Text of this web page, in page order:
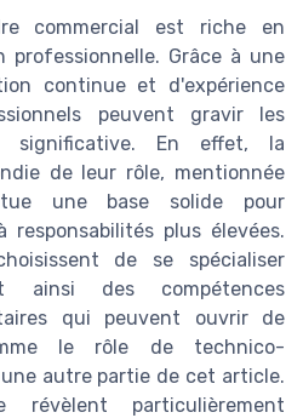
commercial est riche en
professionnelle. Grâce à une
continue et d'expérience
peuvent gravir les
significative. En effet, la
de leur rôle, mentionnée
une base solide pour
plus élevées.
de se spécialiser
ainsi des compétences
qui peuvent ouvrir de
le rôle de technico-
autre partie de cet article.
révèlent particulièrement